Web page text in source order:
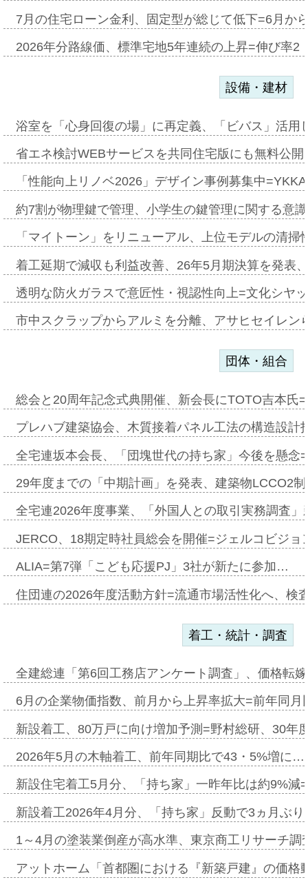
7月の住宅ローン金利、固定型が総じて低下=6月か
2026年分路線価、標準宅地5年連続の上昇=伸び率
設備・建材
浴室を「心身回復の場」に再定義、「ビバス」活
省エネ検討WEBサービスを共同住宅版にも無料公
「性能向上リノベ2026」デザイン事例募集中
約7割が物理鍵で管理、小学生の鍵管理に関する意
「マイトーン」をリニューアル、上位モデルの清
着工延期で減収も利益改善、26年5月期決算を発表
透明な防火ガラスで意匠性・視認性向上=文化シヤ
市中スクラップからアルミを分離、アサヒセイレ
団体・組合
総会と20周年記念式典開催、新会長にTOTO吉本氏
プレハブ建築協会、木質接着パネル工法の構造設
全宅連坂本会長、「団塊世代の持ち家」今後を懸
29年度までの「中期計画」を発表、建築物LCCO2
全宅連2026年度事業、「外国人との取引実務調査
JERCO、18期定時社員総会を開催=ジェルコビジ
ALIA=第7弾「こども応援PJ」3社が新たに参加…
住団連の2026年度活動方針=流通市場活性化へ、検
着工・統計・調査
全建総連「第6回工務店アンケート調査」、価格転
6月の企業物価指数、前月から上昇率拡大=前年同
新設着工、80万戸に向け増加予測=野村総研、30年
2026年5月の木軸着工、前年同期比で43・5%増に…
新設住宅着工5月分、「持ち家」一昨年比は約9%
新設着工2026年4月分、「持ち家」反動で3ヵ月ぶ
1～4月の塗装業倒産が高水準、東京商工リサーチ
アットホーム「首都圏における『新築戸建』の価